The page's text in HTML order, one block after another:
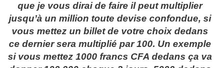
que je vous dirai de faire il peut multiplier
jusqu’à un million toute devise confondue, si
vous mettez un billet de votre choix dedans
ce dernier sera multiplié par 100. Un exemple
si vous mettez 1000 francs CFA dedans ça va